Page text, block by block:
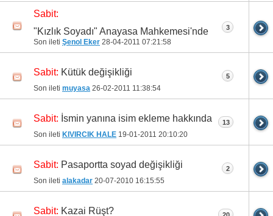
Sabit:
"Kızlık Soyadı" Anayasa Mahkemesi'nde
Son ileti Şenol Eker 28-04-2011 07:21:58
3
Sabit: Kütük değişikliği
Son ileti muyasa 26-02-2011 11:38:54
5
Sabit: İsmin yanına isim ekleme hakkında
Son ileti KIVIRCIK HALE 19-01-2011 20:10:20
13
Sabit: Pasaportta soyad değişikliği
Son ileti alakadar 20-07-2010 16:15:55
2
Sabit: Kazai Rüşt?